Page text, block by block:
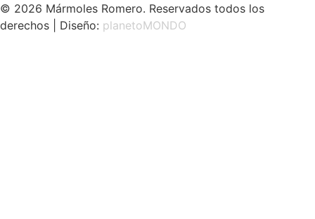
© 2026 Mármoles Romero. Reservados todos los
derechos | Diseño: planetoMONDO